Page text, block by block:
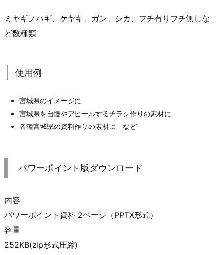
ミヤギノハギ、ケヤキ、ガン、シカ、フチ有りフチ無しな
ど数種類
使用例
宮城県のイメージに
宮城県を自慢やアピールするチラシ作りの素材に
各種宮城県の資料作りの素材に など
パワーポイント版ダウンロード
内容
パワーポイント資料 2ページ（PPTX形式）
容量
252KB(zip形式圧縮)